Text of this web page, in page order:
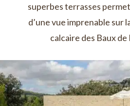
superbes terrasses
d’une vue imprenable sur
calcaire des Baux